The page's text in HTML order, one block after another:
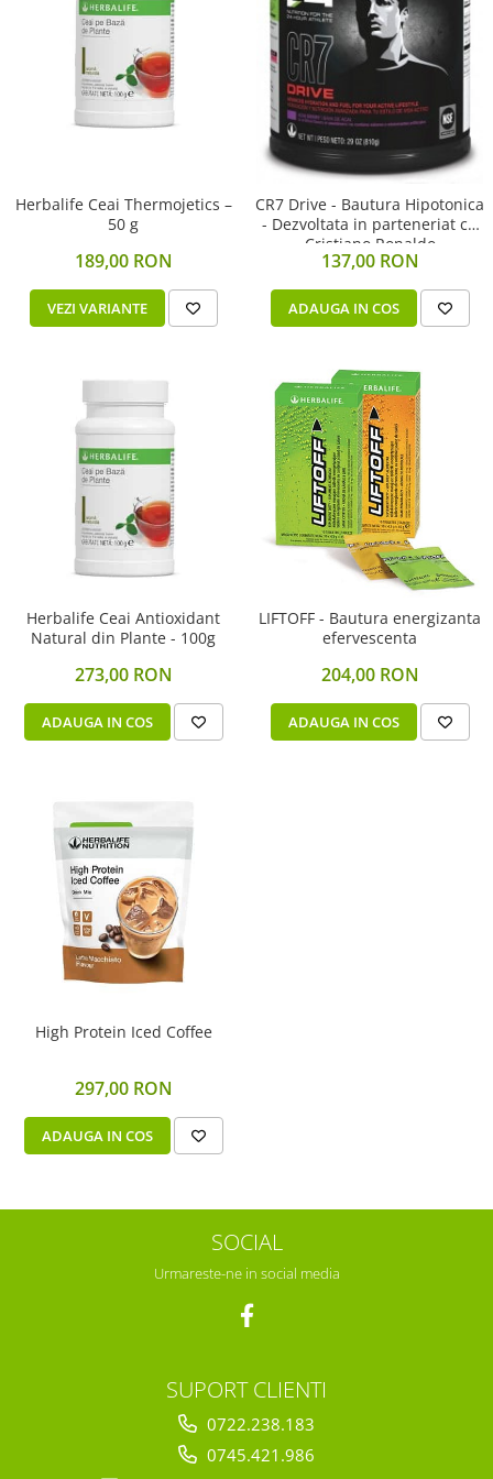
Scaderea Colesterolului
Produse vegetarieni, vegani
Gateste cu Herbalife
Sport & Fitness
Hidratare Optima
Ingrijirea Tenului
HL / SKIN
Ingrijirea Corpului
Herbalife Ceai Thermojetics –
50 g
189,00 RON
VEZI VARIANTE
CR7 Drive - Bautura Hipotonica
- Dezvoltata in parteneriat cu
Cristiano Ronaldo
137,00 RON
ADAUGA IN COS
Herbalife Ceai Antioxidant
Natural din Plante - 100g
273,00 RON
ADAUGA IN COS
LIFTOFF - Bautura energizanta
efervescenta
204,00 RON
ADAUGA IN COS
High Protein Iced Coffee
297,00 RON
ADAUGA IN COS
SOCIAL
Urmareste-ne in social media
SUPORT CLIENTI
0722.238.183
0745.421.986